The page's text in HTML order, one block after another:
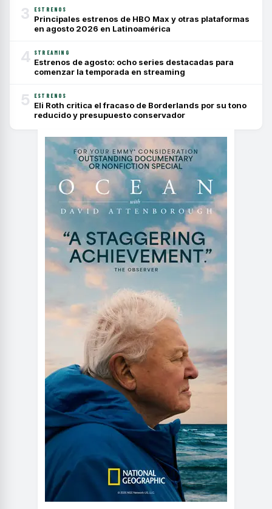
3 ESTRENOS
Principales estrenos de HBO Max y otras plataformas
en agosto 2026 en Latinoamérica
4 STREAMING
Estrenos de agosto: ocho series destacadas para
comenzar la temporada en streaming
5 ESTRENOS
Eli Roth critica el fracaso de Borderlands por su tono
reducido y presupuesto conservador